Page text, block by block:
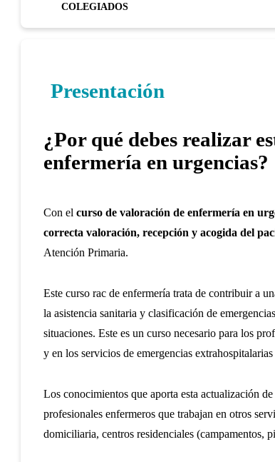
COLEGIADOS
Presentación
¿Por qué debes realizar
enfermería en urgencias?
Con el curso de valoración de enfermería en
correcta valoración, recepción y acogida del
Atención Primaria.
Este curso rac de enfermería trata de contribuir a
la asistencia sanitaria y clasificación de
situaciones. Este es un curso necesario para los
y en los servicios de emergencias extrahospitalarias
Los conocimientos que aporta esta actualización de
profesionales enfermeros que trabajan en otros
domiciliaria, centros residenciales (campamentos,